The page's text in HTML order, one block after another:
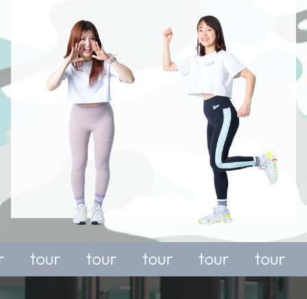
tour
enquiry,
For a
free
trial or
tour
enquiry,
tour
enquiry,
For a
free
trial or
tour
enquiry,